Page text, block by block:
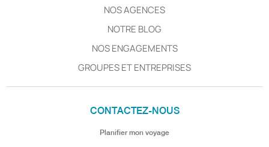
NOS AGENCES
NOTRE BLOG
NOS ENGAGEMENTS
GROUPES ET ENTREPRISES
CONTACTEZ-NOUS
Planifier mon voyage